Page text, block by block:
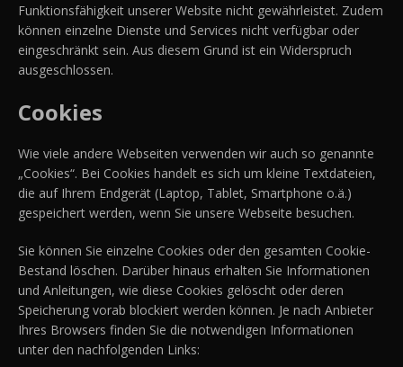
Funktionsfähigkeit unserer Website nicht gewährleistet. Zudem
können einzelne Dienste und Services nicht verfügbar oder
eingeschränkt sein. Aus diesem Grund ist ein Widerspruch
ausgeschlossen.
Cookies
Wie viele andere Webseiten verwenden wir auch so genannte
„Cookies“. Bei Cookies handelt es sich um kleine Textdateien,
die auf Ihrem Endgerät (Laptop, Tablet, Smartphone o.ä.)
gespeichert werden, wenn Sie unsere Webseite besuchen.
Sie können Sie einzelne Cookies oder den gesamten Cookie-
Bestand löschen. Darüber hinaus erhalten Sie Informationen
und Anleitungen, wie diese Cookies gelöscht oder deren
Speicherung vorab blockiert werden können. Je nach Anbieter
Ihres Browsers finden Sie die notwendigen Informationen
unter den nachfolgenden Links: